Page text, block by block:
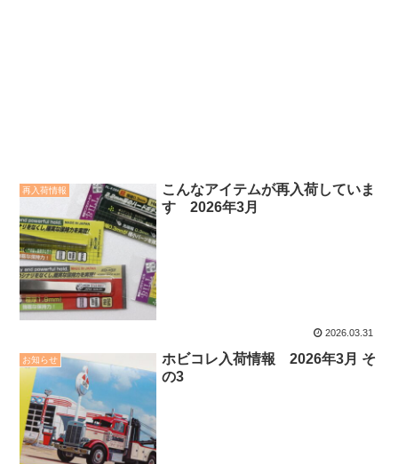
再入荷情報
こんなアイテムが再入荷していま
す 2026年3月
2026.03.31
お知らせ
ホビコレ入荷情報 2026年3月 そ
の3